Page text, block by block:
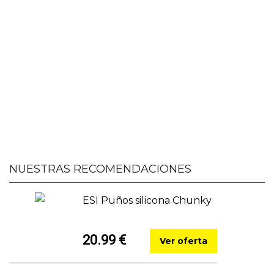
NUESTRAS RECOMENDACIONES
ESI Puños silicona Chunky
20.99 € Ver oferta